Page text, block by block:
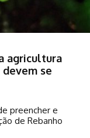
agricultura
se
preencher e
de Rebanho